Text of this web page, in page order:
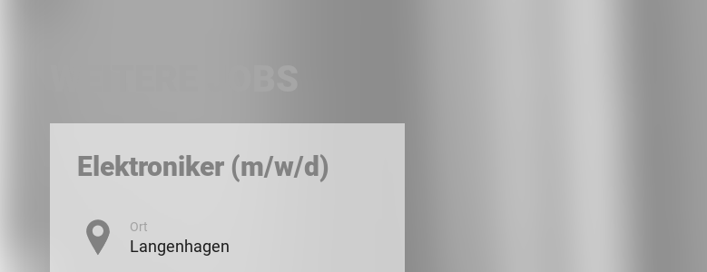
Elektroniker (m/w/d)
Ort
Langenhagen